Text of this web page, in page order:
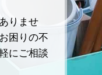
りませ
困りの不
にご相談